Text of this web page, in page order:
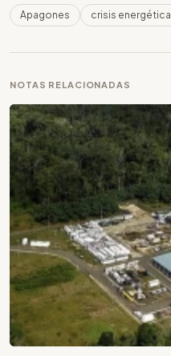
Apagones crisis energética
NOTAS RELACIONADAS